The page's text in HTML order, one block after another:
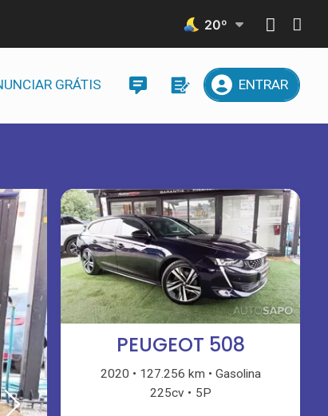
20º
GRÁTIS ENTRAR
PEUGEOT 508
2020 127.256 km
Gasolina
225cv
5P